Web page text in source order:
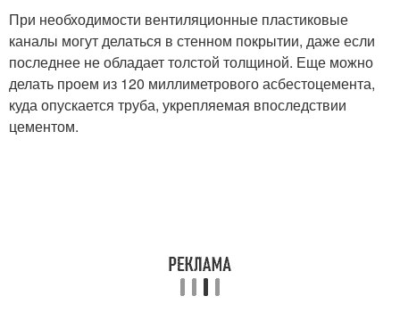
При необходимости вентиляционные пластиковые
каналы могут делаться в стенном покрытии, даже если
последнее не обладает толстой толщиной. Еще можно
делать проем из 120 миллиметрового асбестоцемента,
куда опускается труба, укрепляемая впоследствии
цементом.